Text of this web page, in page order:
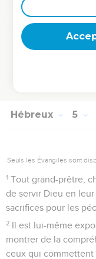
Approchons-nous
où règne la grâce.
trouverons la grâce,
© Société biblique française
Hébreux 5
Seuls les Évangiles sont
1 Tout grand-prêtre,
de servir Dieu en
sacrifices pour les
2 Il est lui-même
montrer de la
ceux qui commettent